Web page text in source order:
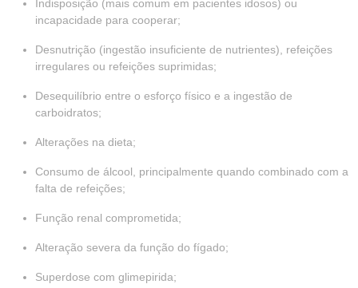
Indisposição (mais comum em pacientes idosos) ou
incapacidade para cooperar;
Desnutrição (ingestão insuficiente de nutrientes), refeições
irregulares ou refeições suprimidas;
Desequilíbrio entre o esforço físico e a ingestão de
carboidratos;
Alterações na dieta;
Consumo de álcool, principalmente quando combinado com a
falta de refeições;
Função renal comprometida;
Alteração severa da função do fígado;
Superdose com glimepirida;